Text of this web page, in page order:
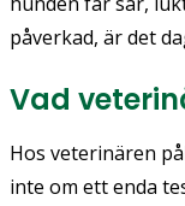
påverkad, är det
Vad
Hos veterinären
inte om ett enda